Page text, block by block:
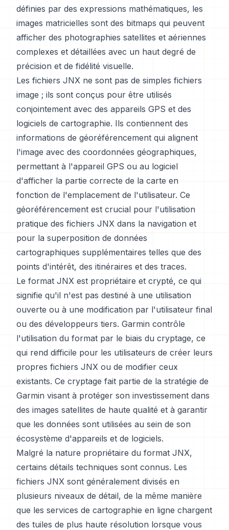
définies par des expressions mathématiques, les
images matricielles sont des bitmaps qui peuvent
afficher des photographies satellites et aériennes
complexes et détaillées avec un haut degré de
précision et de fidélité visuelle.
Les fichiers JNX ne sont pas de simples fichiers
image ; ils sont conçus pour être utilisés
conjointement avec des appareils GPS et des
logiciels de cartographie. Ils contiennent des
informations de géoréférencement qui alignent
l'image avec des coordonnées géographiques,
permettant à l'appareil GPS ou au logiciel
d'afficher la partie correcte de la carte en
fonction de l'emplacement de l'utilisateur. Ce
géoréférencement est crucial pour l'utilisation
pratique des fichiers JNX dans la navigation et
pour la superposition de données
cartographiques supplémentaires telles que des
points d'intérêt, des itinéraires et des traces.
Le format JNX est propriétaire et crypté, ce qui
signifie qu'il n'est pas destiné à une utilisation
ouverte ou à une modification par l'utilisateur final
ou des développeurs tiers. Garmin contrôle
l'utilisation du format par le biais du cryptage, ce
qui rend difficile pour les utilisateurs de créer leurs
propres fichiers JNX ou de modifier ceux
existants. Ce cryptage fait partie de la stratégie de
Garmin visant à protéger son investissement dans
des images satellites de haute qualité et à garantir
que les données sont utilisées au sein de son
écosystème d'appareils et de logiciels.
Malgré la nature propriétaire du format JNX,
certains détails techniques sont connus. Les
fichiers JNX sont généralement divisés en
plusieurs niveaux de détail, de la même manière
que les services de cartographie en ligne chargent
des tuiles de plus haute résolution lorsque vous